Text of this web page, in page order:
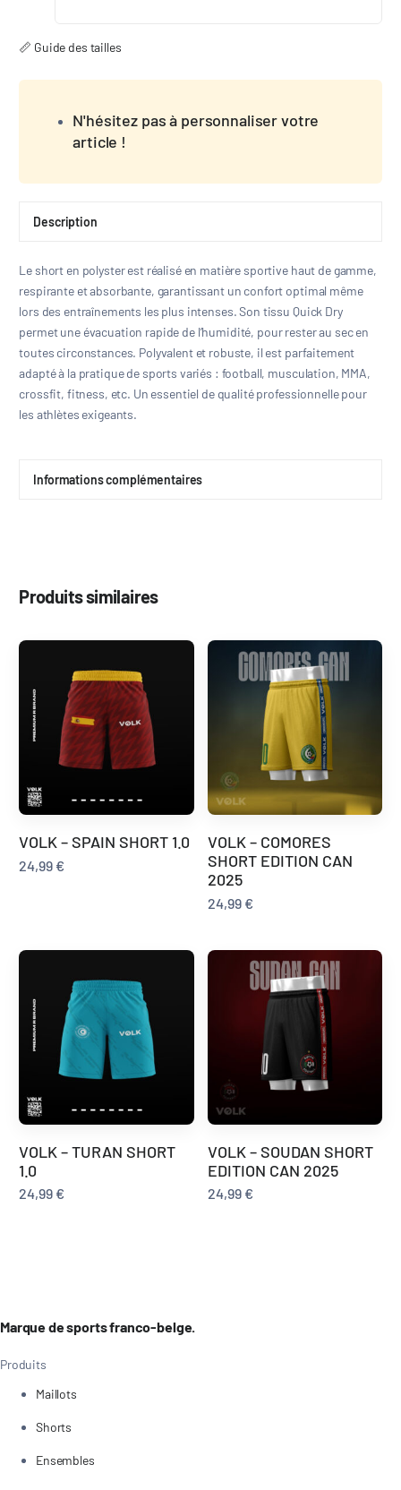
📏 Guide des tailles
N'hésitez pas à personnaliser votre
article !
Description
Le short en polyster est réalisé en matière sportive haut de gamme,
respirante et absorbante, garantissant un confort optimal même
lors des entraînements les plus intenses. Son tissu Quick Dry
permet une évacuation rapide de l’humidité, pour rester au sec en
toutes circonstances. Polyvalent et robuste, il est parfaitement
adapté à la pratique de sports variés : football, musculation, MMA,
crossfit, fitness, etc. Un essentiel de qualité professionnelle pour
les athlètes exigeants.
Informations complémentaires
Produits similaires
VOLK – SPAIN SHORT 1.0
24,99 €
VOLK – COMORES
SHORT EDITION CAN
2025
24,99 €
VOLK – TURAN SHORT
1.0
24,99 €
VOLK – SOUDAN SHORT
EDITION CAN 2025
24,99 €
Marque de sports franco-belge.
Produits
Maillots
Shorts
Ensembles